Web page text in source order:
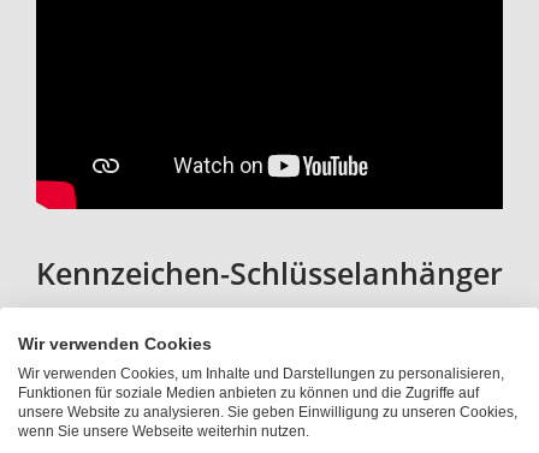
Kennzeichen-Schlüsselanhänger
als persönliche und originelle
Geschenkidee
Ein Schlüsselanhänger ist ein kleiner Anhänger, meist
Wir verwenden Cookies
Wir verwenden Cookies, um Inhalte und Darstellungen zu personalisieren,
Funktionen für soziale Medien anbieten zu können und die Zugriffe auf
unsere Website zu analysieren. Sie geben Einwilligung zu unseren Cookies,
wenn Sie unsere Webseite weiterhin nutzen.